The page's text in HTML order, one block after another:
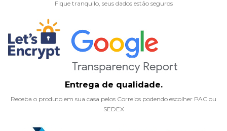
Fique tranquilo, seus dados estão seguros
Entrega de qualidade.
Receba o produto em sua casa pelos Correios podendo escolher PAC ou
SEDEX